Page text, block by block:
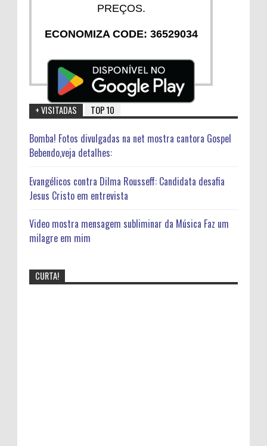
PREÇOS.
ECONOMIZA CODE: 36529034
+ VISITADAS TOP 10
Bomba! Fotos divulgadas na net mostra cantora Gospel
Bebendo,veja detalhes:
Evangélicos contra Dilma Rousseff: Candidata desafia
Jesus Cristo em entrevista
Video mostra mensagem subliminar da Música Faz um
milagre em mim
Bomba! Fotos divulgadas na net mostra
CURTA!